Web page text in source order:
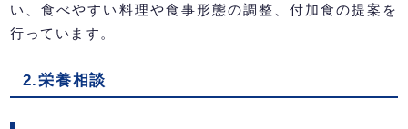
い、食べやすい料理や食事形態の調整、付加食の提案を
行っています。
2.栄養相談